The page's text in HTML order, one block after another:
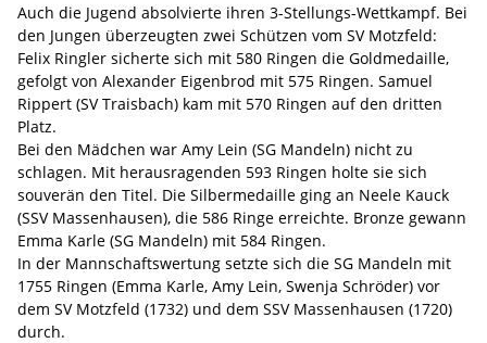
Auch die Jugend absolvierte ihren 3-Stellungs-Wettkampf. Bei
den Jungen überzeugten zwei Schützen vom SV Motzfeld:
Felix Ringler sicherte sich mit 580 Ringen die Goldmedaille,
gefolgt von Alexander Eigenbrod mit 575 Ringen. Samuel
Rippert (SV Traisbach) kam mit 570 Ringen auf den dritten
Platz.
Bei den Mädchen war Amy Lein (SG Mandeln) nicht zu
schlagen. Mit herausragenden 593 Ringen holte sie sich
souverän den Titel. Die Silbermedaille ging an Neele Kauck
(SSV Massenhausen), die 586 Ringe erreichte. Bronze gewann
Emma Karle (SG Mandeln) mit 584 Ringen.
In der Mannschaftswertung setzte sich die SG Mandeln mit
1755 Ringen (Emma Karle, Amy Lein, Swenja Schröder) vor
dem SV Motzfeld (1732) und dem SSV Massenhausen (1720)
durch.